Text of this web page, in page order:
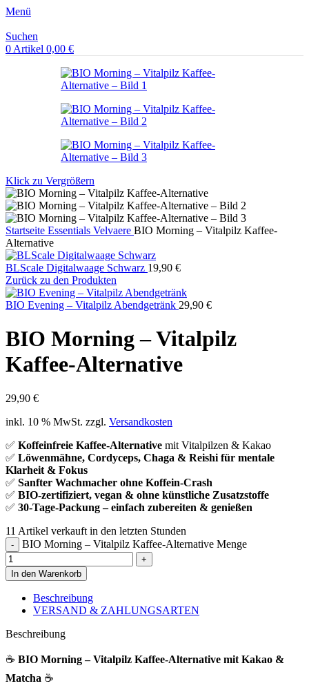
Menü
Suchen
0 Artikel 0,00 €
Klick zu Vergrößern
Startseite Essentials Velvaere BIO Morning – Vitalpilz Kaffee-
Alternative
BLScale Digitalwaage Schwarz 19,90 €
Zurück zu den Produkten
BIO Evening – Vitalpilz Abendgetränk 29,90 €
BIO Morning – Vitalpilz
Kaffee-Alternative
29,90 €
inkl. 10 % MwSt. zzgl. Versandkosten
✅ Koffeinfreie Kaffee-Alternative mit Vitalpilzen & Kakao
✅ Löwenmähne, Cordyceps, Chaga & Reishi für mentale
Klarheit & Fokus
✅ Sanfter Wachmacher ohne Koffein-Crash
✅ BIO-zertifiziert, vegan & ohne künstliche Zusatzstoffe
✅ 30-Tage-Packung – einfach zubereiten & genießen
11 Artikel verkauft in den letzten Stunden
BIO Morning – Vitalpilz Kaffee-Alternative Menge
In den Warenkorb
Beschreibung
VERSAND & ZAHLUNGSARTEN
Beschreibung
☕ BIO Morning – Vitalpilz Kaffee-Alternative mit Kakao &
Matcha ☕